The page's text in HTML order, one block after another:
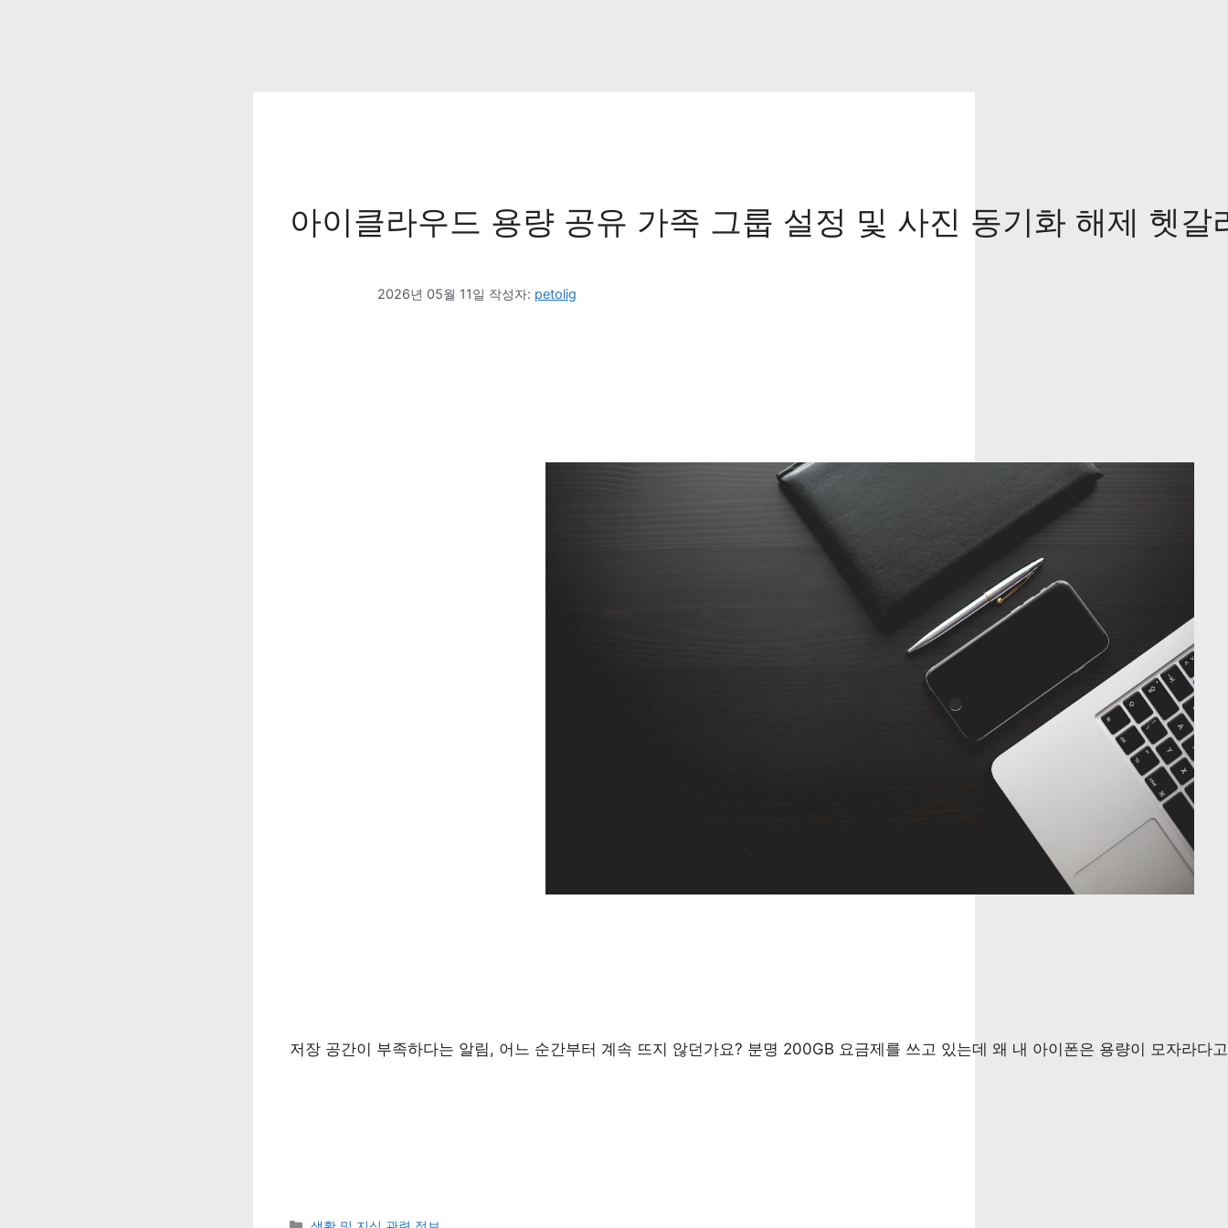
아이클라우드 용량 공유 가족 그룹 설정 및 사진 동기화 해제 헷
2026년 05월 11일 작성자: petolig
저장 공간이 부족하다는 알림, 어느 순간부터 계속 뜨지 않던가요? 분명 200GB 요금제를 쓰고 있는데 왜 내 아이폰은 용량이 모자라
카테고리